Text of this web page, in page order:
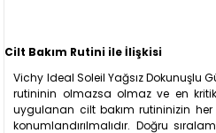
Cilt Bakım Rutini ile İlişkisi
Vichy Ideal Soleil Yağsız Dokunuşlu
rutininin olmazsa olmaz ve en kritik
uygulanan cilt bakım rutininizin
konumlandırılmalıdır. Doğru